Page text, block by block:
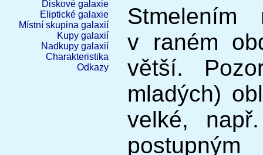
Diskové galaxie
Eliptické galaxie
Místní skupina galaxií
Kupy galaxií
Nadkupy galaxií
Charakteristika
Odkazy
Stmelením
v raném
větší.
mladých)
velké,
postupným